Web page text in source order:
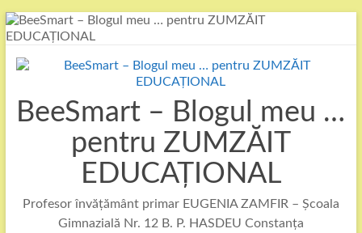
Skip
to
BeeSmart – Blogul meu …
pentru ZUMZĂIT
EDUCAȚIONAL
Profesor învățământ primar EUGENIA ZAMFIR – Școala
Gimnazială Nr. 12 B. P. HASDEU Constanța